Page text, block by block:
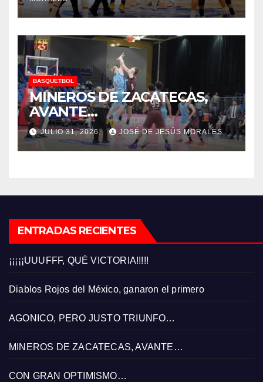
BASQUETBOL
MINEROS DE ZACATECAS,
AVANTE…
JULIO 31, 2026 JOSÉ DE JESÚS MORALES
ENTRADAS RECIENTES
¡¡¡¡¡UUUFFF, QUÉ VICTORIA!!!!!
Diablos Rojos del México, ganaron el primero
AGONICO, PERO JUSTO TRIUNFO…
MINEROS DE ZACATECAS, AVANTE…
CON GRAN OPTIMISMO…